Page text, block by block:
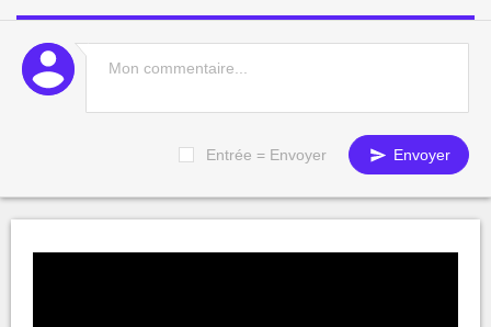
Entrée = Envoyer Envoyer